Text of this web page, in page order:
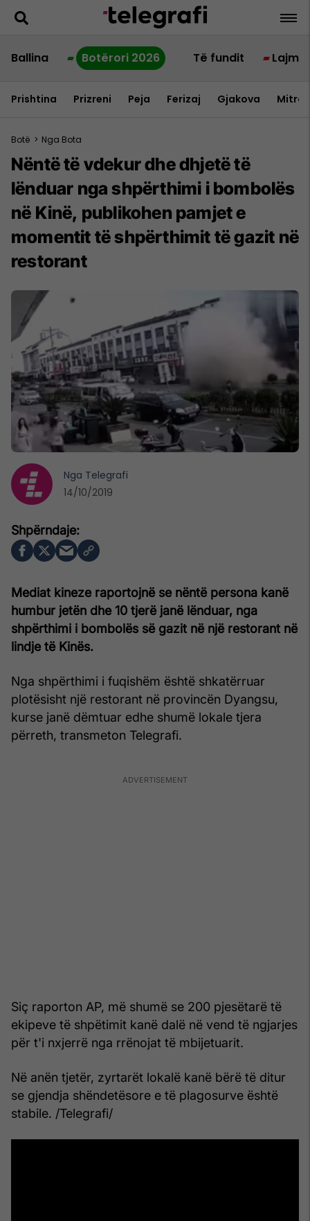
Ballina Botërori 2026 Të fundit Lajme
Prishtina Prizreni Peja Ferizaj Gjakova
Botë > Nga Bota
Nëntë të vdekur dhe dhjetë të
lënduar nga shpërthimi i bombolës
në Kinë, publikohen pamjet e
momentit të shpërthimit të gazit në
restorant
Mediat kineze raportojnë se nëntë persona kanë
humbur jetën dhe 10 tjerë janë lënduar, nga
shpërthimi i bombolës së gazit në një restorant në
lindje të Kinës.
Nga shpërthimi i fuqishëm është shkatërruar
plotësisht një restorant në provincën Dyangsu,
kurse janë dëmtuar edhe shumë lokale tjera
përreth, transmeton Telegrafi.
Siç raporton AP, më shumë se 200 pjesëtarë të
ekipeve të shpëtimit kanë dalë në vend të ngjarjes
për t'i nxjerrë nga rrënojat të mbijetuarit.
Në anën tjetër, zyrtarët lokalë kanë bërë të ditur
se gjendja shëndetësore e të plagosurve është
stabile. /Telegrafi/
Nga Telegrafi
14/10/2019